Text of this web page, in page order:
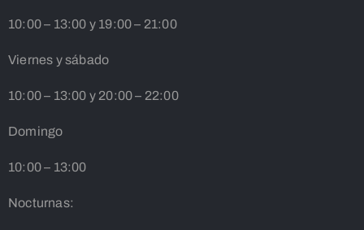
10:00 – 13:00 y 19:00 – 21:00
Viernes y sábado
10:00 – 13:00 y 20:00 – 22:00
Domingo
10:00 – 13:00
Nocturnas: